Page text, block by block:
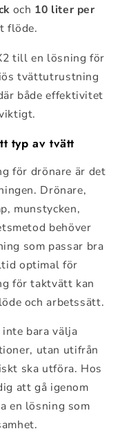
och 10 liter per
flöde.
till en lösning för
tvättutrustning
både effektivitet
typ av tvätt
för drönare är det
Drönare,
munstycken,
behöver
som passar bra
optimal för
för taktvätt kan
och arbetssätt.
bara välja
utan utifrån
ska utföra. Hos
att gå igenom
en lösning som